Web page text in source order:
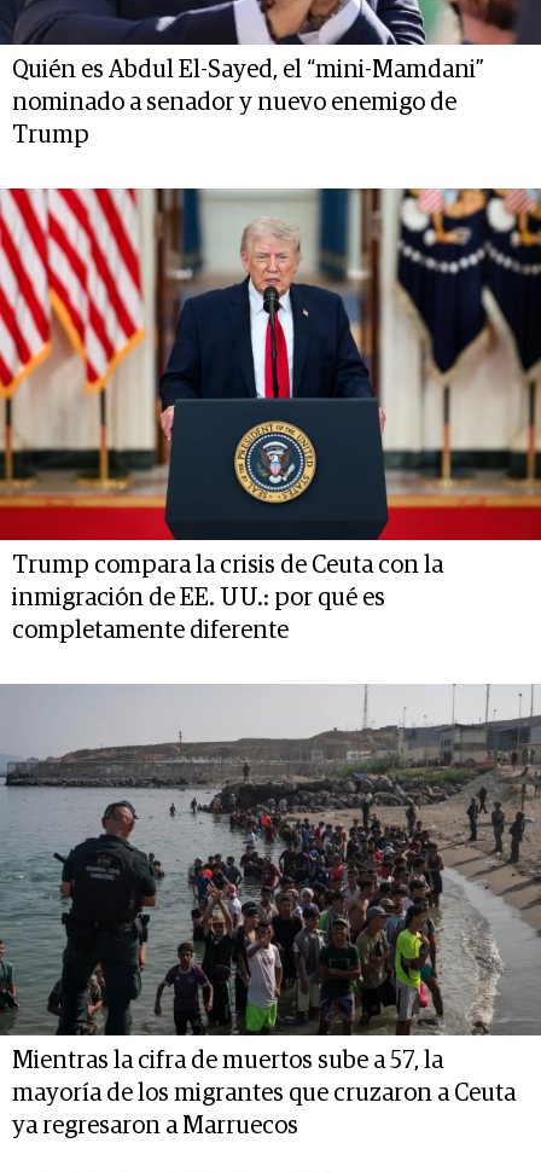
Quién es Abdul El-Sayed, el “mini-Mamdani”
nominado a senador y nuevo enemigo de
Trump
Trump compara la crisis de Ceuta con la
inmigración de EE. UU.: por qué es
completamente diferente
Mientras la cifra de muertos sube a 57, la
mayoría de los migrantes que cruzaron a Ceuta
ya regresaron a Marruecos